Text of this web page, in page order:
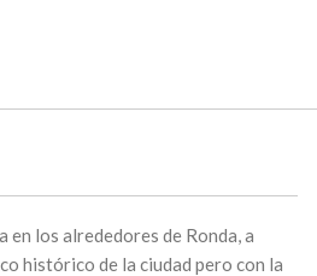
en los alrededores de Ronda, a
histórico de la ciudad pero con la